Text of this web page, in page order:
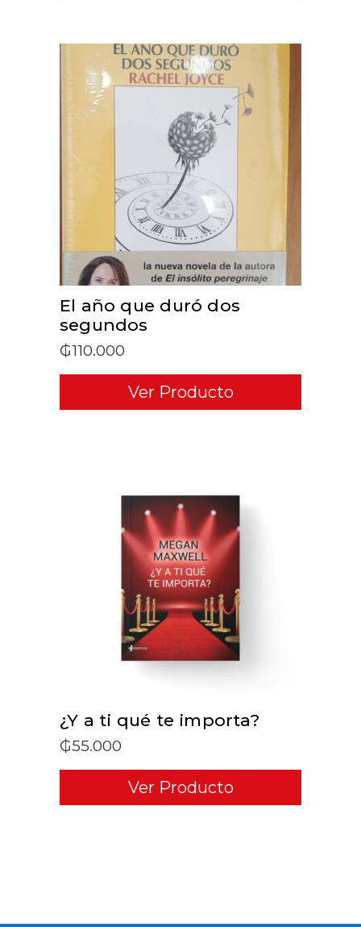
ADD TO CART
El año que duró dos
segundos
₲110.000
Ver Producto
ADD TO CART
¿Y a ti qué te importa?
₲55.000
Ver Producto